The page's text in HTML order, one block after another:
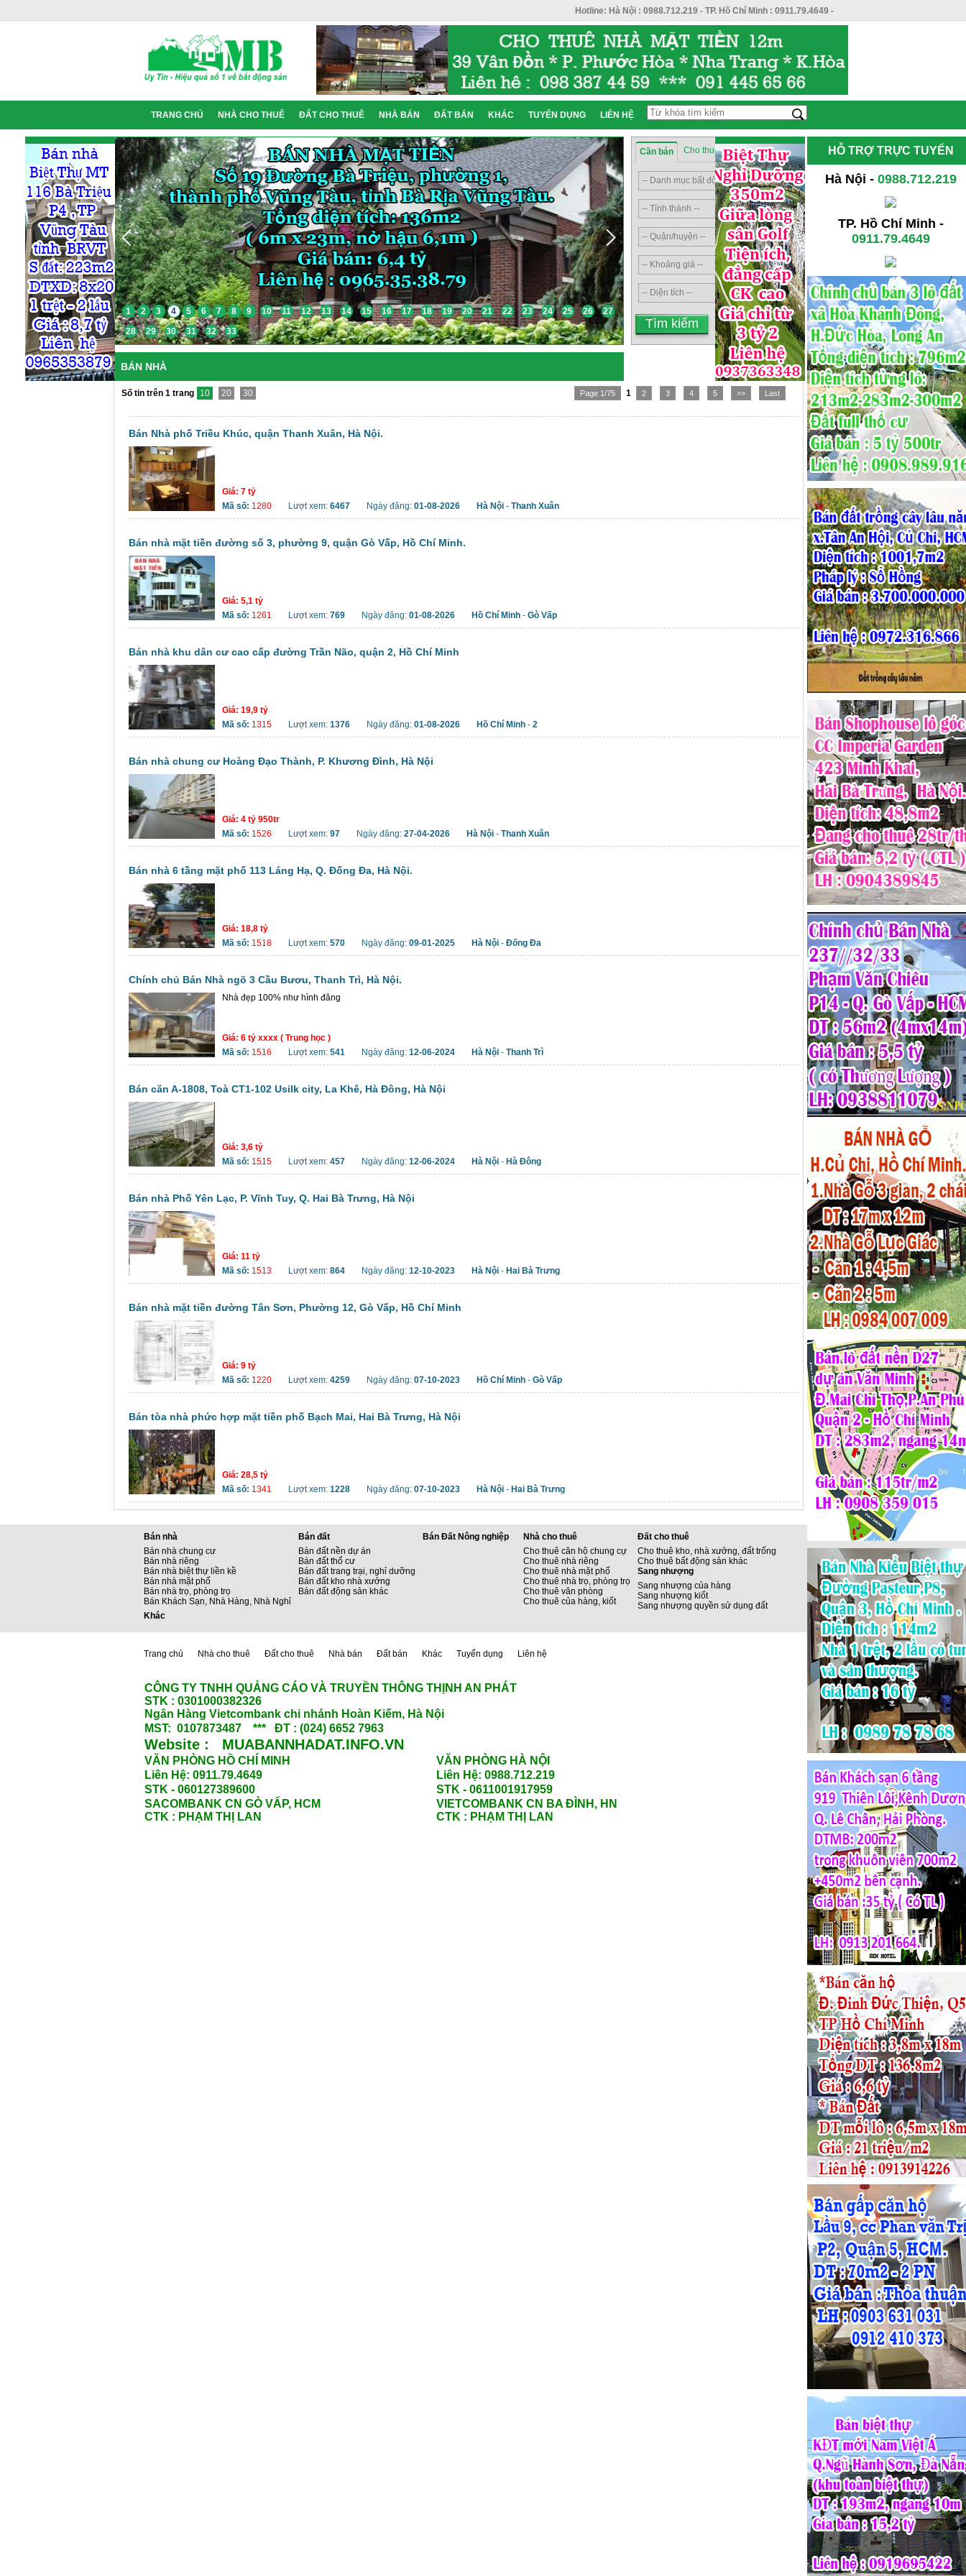
Hotline: Hà Nội : 0988.712.219 - TP. Hồ Chí Minh : 0911.79.4649 -
TRANG CHỦ NHÀ CHO THUÊ ĐẤT CHO THUÊ NHÀ BÁN ĐẤT BÁN KHÁC TUYỂN DỤNG LIÊN HỆ
HỖ TRỢ TRỰC TUYẾN
Hà Nội - 0988.712.219
TP. Hồ Chí Minh -
0911.79.4649
1 2 3 4 5 6 7 8 9 10 11 12 13 14 15 16 17 18 19 20 21 22 23 24 25 26
27
28
29 30 31 32 33
Cần bán Cho thuê Sang nhượng
BÁN NHÀ
Số tin trên 1 trang 10 20 30 Page 1/75 1 2 3 4 5 >> Last
Bán Nhà phố Triều Khúc, quận Thanh Xuân, Hà Nội.
Giá: 7 tỷ
Mã số: 1280 Lượt xem: 6467 Ngày đăng: 01-08-2026 Hà Nội - Thanh Xuân
Bán nhà mặt tiền đường số 3, phường 9, quận Gò Vấp, Hồ Chí Minh.
Giá: 5,1 tỷ
Mã số: 1261 Lượt xem: 769 Ngày đăng: 01-08-2026 Hồ Chí Minh - Gò Vấp
Bán nhà khu dân cư cao cấp đường Trần Não, quận 2, Hồ Chí Minh
Giá: 19,9 tỷ
Mã số: 1315 Lượt xem: 1376 Ngày đăng: 01-08-2026 Hồ Chí Minh - 2
Bán nhà chung cư Hoàng Đạo Thành, P. Khương Đình, Hà Nội
Giá: 4 tỷ 950tr
Mã số: 1526 Lượt xem: 97 Ngày đăng: 27-04-2026 Hà Nội - Thanh Xuân
Bán nhà 6 tầng mặt phố 113 Láng Hạ, Q. Đống Đa, Hà Nội.
Giá: 18,8 tỷ
Mã số: 1518 Lượt xem: 570 Ngày đăng: 09-01-2025 Hà Nội - Đống Đa
Chính chủ Bán Nhà ngõ 3 Cầu Bươu, Thanh Trì, Hà Nội.
Nhà đẹp 100% như hình đăng
Giá: 6 tỷ xxxx ( Trung học )
Mã số: 1516 Lượt xem: 541 Ngày đăng: 12-06-2024 Hà Nội - Thanh Trì
Bán căn A-1808, Toà CT1-102 Usilk city, La Khê, Hà Đông, Hà Nội
Giá: 3,6 tỷ
Mã số: 1515 Lượt xem: 457 Ngày đăng: 12-06-2024 Hà Nội - Hà Đông
Bán nhà Phố Yên Lạc, P. Vĩnh Tuy, Q. Hai Bà Trưng, Hà Nội
Giá: 11 tỷ
Mã số: 1513 Lượt xem: 864 Ngày đăng: 12-10-2023 Hà Nội - Hai Bà Trưng
Bán nhà mặt tiền đường Tân Sơn, Phường 12, Gò Vấp, Hồ Chí Minh
Giá: 9 tỷ
Mã số: 1220 Lượt xem: 4259 Ngày đăng: 07-10-2023 Hồ Chí Minh - Gò Vấp
Bán tòa nhà phức hợp mặt tiền phố Bạch Mai, Hai Bà Trưng, Hà Nội
Giá: 28,5 tỷ
Mã số: 1341 Lượt xem: 1228 Ngày đăng: 07-10-2023 Hà Nội - Hai Bà Trưng
Bán nhà
Bán nhà chung cư
Bán nhà riêng
Bán nhà biệt thự liền kề
Bán nhà mặt phố
Bán nhà trọ, phòng trọ
Bán Khách Sạn, Nhà Hàng, Nhà Nghỉ
Bán đất
Bán đất nền dự án
Bán đất thổ cư
Bán đất trang trại, nghỉ dưỡng
Bán đất kho nhà xưởng
Bán đất động sản khác
Bán Đất Nông nghiệp
Nhà cho thuê
Cho thuê căn hộ chung cự
Cho thuê nhà riêng
Cho thuê nhà mặt phố
Cho thuê nhà trọ, phòng trọ
Cho thuê văn phòng
Cho thuê của hàng, kiốt
Đất cho thuê
Cho thuê kho, nhà xưởng, đất trống
Cho thuê bất động sản khác
Sang nhượng
Sang nhượng của hàng
Sang nhượng kiốt
Sang nhượng quyền sử dụng đất
Khác
Trang chủ Nhà cho thuê Đất cho thuê Nhà bán Đất bán Khác Tuyển dụng Liên hệ
CÔNG TY TNHH QUẢNG CÁO VÀ TRUYỀN THÔNG THỊNH AN PHÁT
STK : 0301000382326
Ngân Hàng Vietcombank chi nhánh Hoàn Kiếm, Hà Nội
MST: 0107873487 *** ĐT : (024) 6652 7963
Website : MUABANNHADAT.INFO.VN
VĂN PHÒNG HỒ CHÍ MINH
VĂN PHÒNG HÀ NỘI
Liên Hệ: 0911.79.4649
Liên Hệ: 0988.712.219
STK - 060127389600
STK - 0611001917959
SACOMBANK CN GÒ VẤP, HCM
CTK : PHẠM THỊ LAN
VIETCOMBANK CN BA ĐÌNH, HN
CTK : PHẠM THỊ LAN